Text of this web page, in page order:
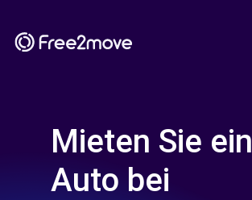
Mieten Sie ein
Auto bei